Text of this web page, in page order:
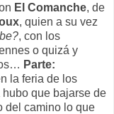
El Comanche, de
, quien a su vez
, con los
o quizá y
Parte:
la feria de los
que bajarse de
del camino lo que